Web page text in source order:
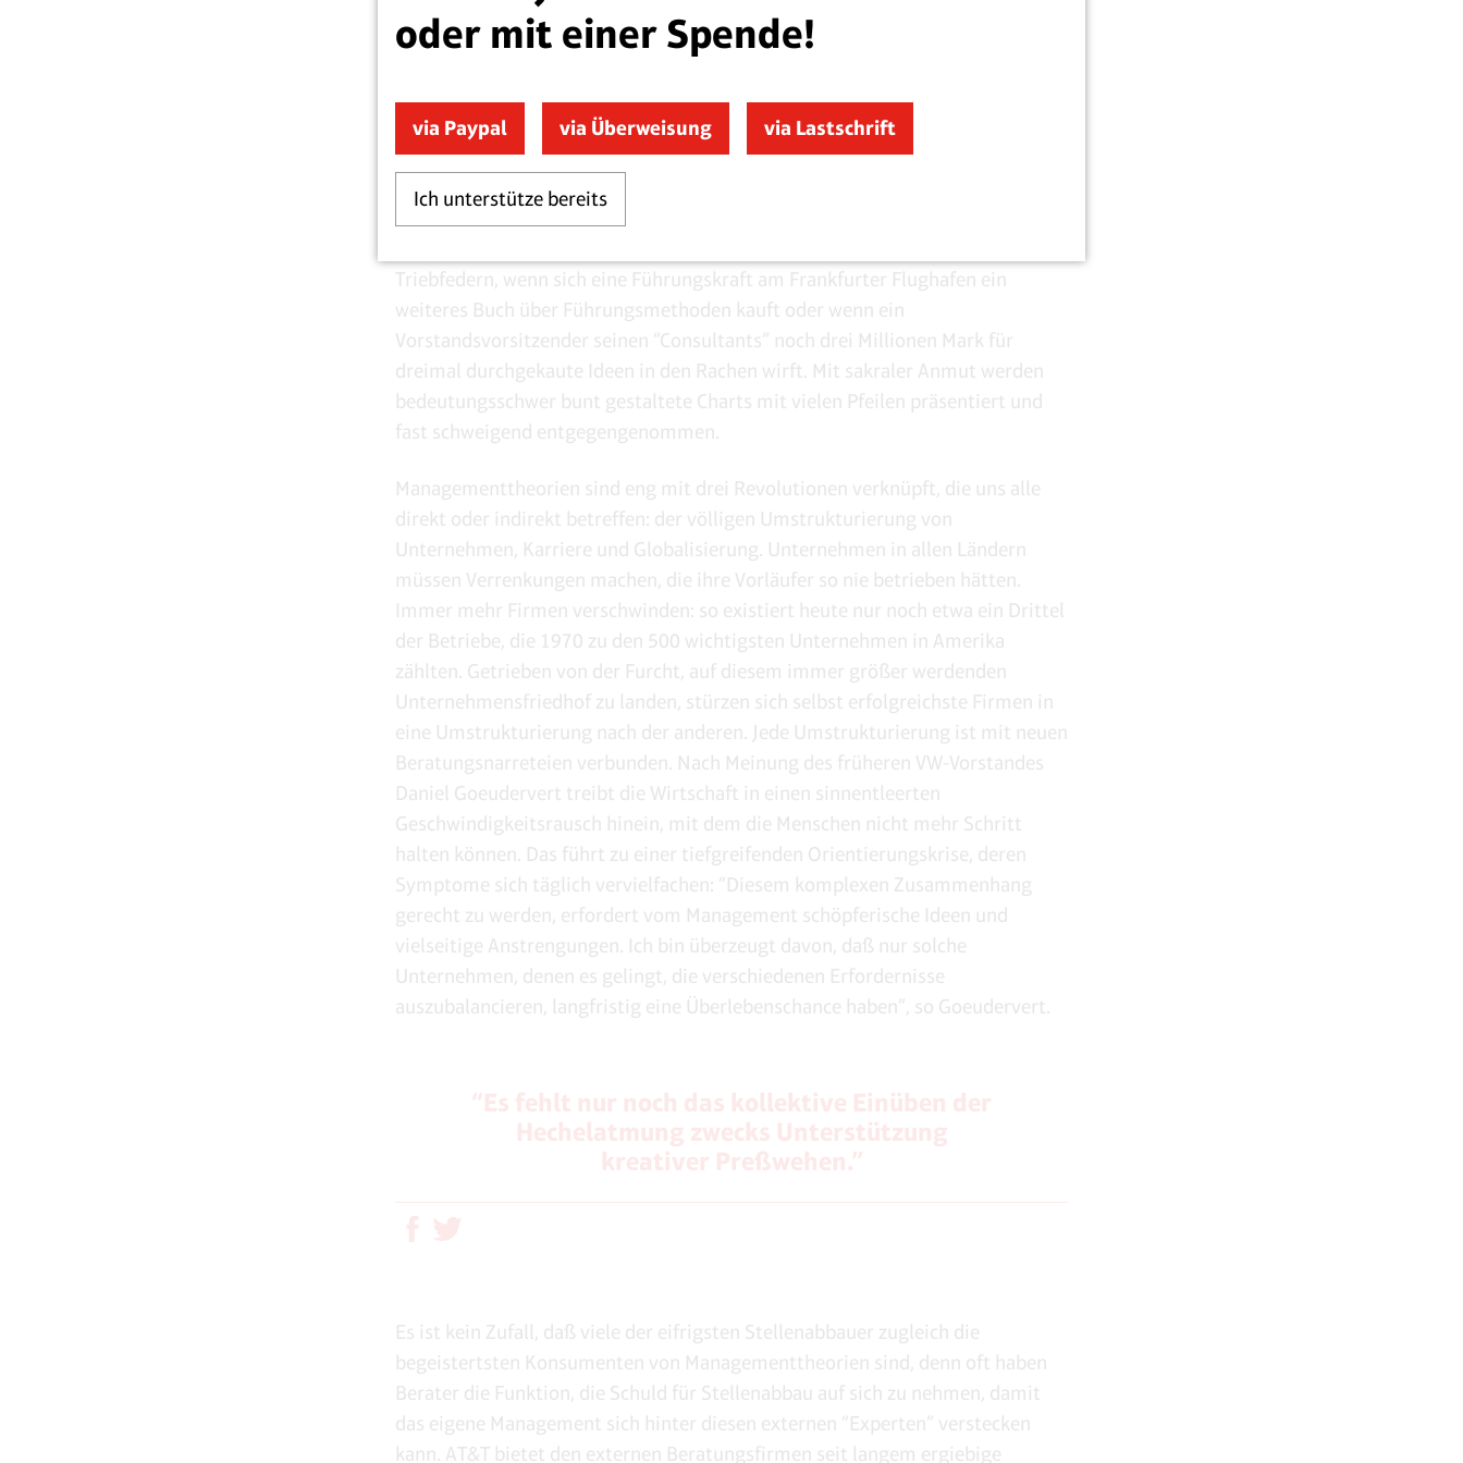
rascherer Folge prasseln neue Managementmodelle und Führungslehren aus
Amerika auf die leitenden Angestellten in Europa ein. Manager, meist
leseabstinent und chronisch zeitknapp, müssen in kurzer Zeit entscheiden,
Triebfedern, wenn sich eine Führungskraft am Frankfurter Flughafen ein
weiteres Buch über Führungsmethoden kauft oder wenn ein
Vorstandsvorsitzender seinen “Consultants” noch drei Millionen Mark für
dreimal durchgekaute Ideen in den Rachen wirft. Mit sakraler Anmut werden
bedeutungsschwer bunt gestaltete Charts mit vielen Pfeilen präsentiert und
fast schweigend entgegengenommen.
Managementtheorien sind eng mit drei Revolutionen verknüpft, die uns alle
direkt oder indirekt betreffen: der völligen Umstrukturierung von
Unternehmen, Karriere und Globalisierung. Unternehmen in allen Ländern
müssen Verrenkungen machen, die ihre Vorläufer so nie betrieben hätten.
Immer mehr Firmen verschwinden: so existiert heute nur noch etwa ein Drittel
der Betriebe, die 1970 zu den 500 wichtigsten Unternehmen in Amerika
zählten. Getrieben von der Furcht, auf diesem immer größer werdenden
Unternehmensfriedhof zu landen, stürzen sich selbst erfolgreichste Firmen in
eine Umstrukturierung nach der anderen. Jede Umstrukturierung ist mit neuen
Beratungsnarreteien verbunden. Nach Meinung des früheren VW-Vorstandes
Daniel Goeudervert treibt die Wirtschaft in einen sinnentleerten
Geschwindigkeitsrausch hinein, mit dem die Menschen nicht mehr Schritt
halten können. Das führt zu einer tiefgreifenden Orientierungskrise, deren
Symptome sich täglich vervielfachen: “Diesem komplexen Zusammenhang
gerecht zu werden, erfordert vom Management schöpferische Ideen und
vielseitige Anstrengungen. Ich bin überzeugt davon, daß nur solche
Unternehmen, denen es gelingt, die verschiedenen Erfordernisse
auszubalancieren, langfristig eine Überlebenschance haben”, so Goeudervert.
Es ist kein Zufall, daß viele der eifrigsten Stellenabbauer zugleich die
begeistertsten Konsumenten von Managementtheorien sind, denn oft haben
Berater die Funktion, die Schuld für Stellenabbau auf sich zu nehmen, damit
das eigene Management sich hinter diesen externen “Experten” verstecken
kann. AT&T bietet den externen Beratungsfirmen seit langem ergiebige
oder mit einer Spende!
via Paypal via Überweisung via Lastschrift
Ich unterstütze bereits